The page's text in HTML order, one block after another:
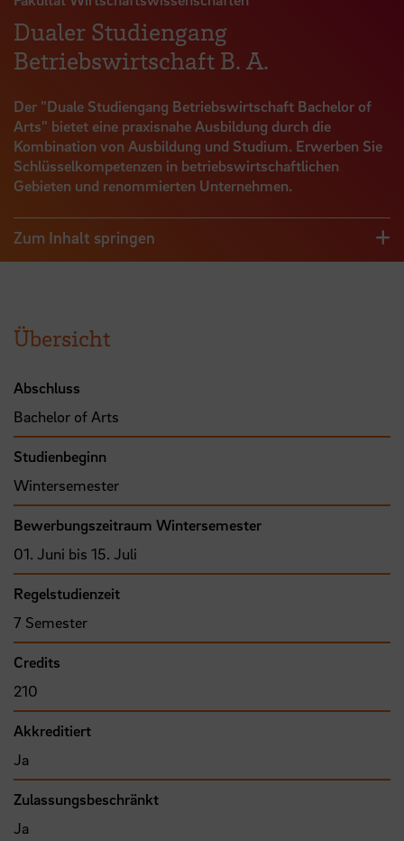
Dualer Studiengang
Betriebswirtschaft B. A.
Der "Duale Studiengang Betriebswirtschaft Bachelor of
Arts" bietet eine praxisnahe Ausbildung durch die
Kombination von Ausbildung und Studium. Erwerben Sie
Schlüsselkompetenzen in betriebswirtschaftlichen
Gebieten und renommierten Unternehmen.
Zum Inhalt springen
Übersicht
Abschluss
Bachelor of Arts
Studienbeginn
Wintersemester
Bewerbungszeitraum Wintersemester
01. Juni bis 15. Juli
Regelstudienzeit
7 Semester
Credits
210
Akkreditiert
Ja
Zulassungsbeschränkt
Ja